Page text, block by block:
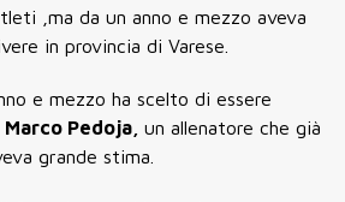
,ma da un anno e mezzo aveva
in provincia di Varese.
e mezzo ha scelto di essere
Marco Pedoja, un allenatore che già
grande stima.